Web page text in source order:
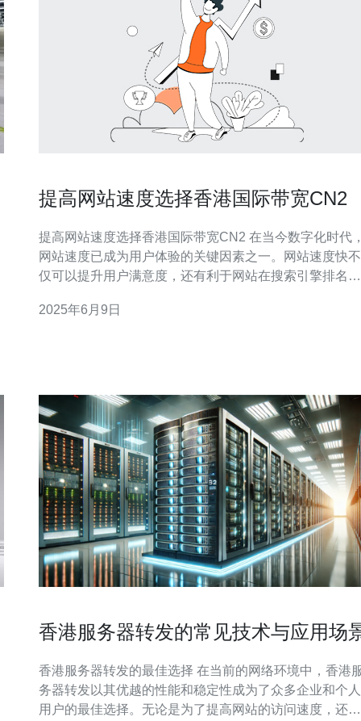
提高网站速度选择香港国际带宽CN2
提高网站速度选择香港国际带宽CN2 在当今数字化时代，
网站速度已成为用户体验的关键因素之一。网站速度快不
仅可以提升用户满意度，还有利于网站在搜索引擎排名中
连接方式，可以有效提高网站速度，提升用户体验。 香港
2025年6月9日
香港服务器转发的常见技术与应用场
香港服务器转发的最佳选择 在当前的网络环境中，香港
务器转发以其优越的性能和稳定性成为了众多企业和个人
用户的最佳选择。无论是为了提高网站的访问速度，还是